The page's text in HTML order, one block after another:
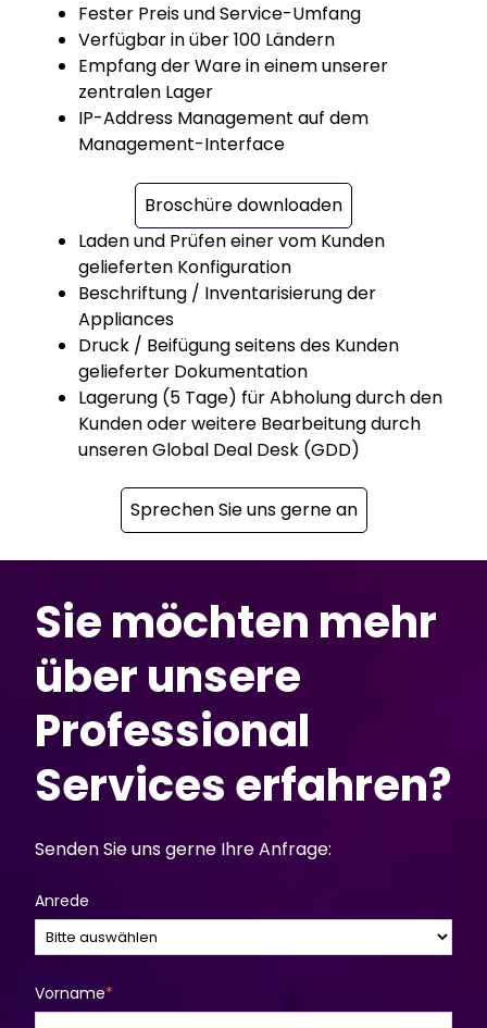
Fester Preis und Service-Umfang
Verfügbar in über 100 Ländern
Empfang der Ware in einem unserer
zentralen Lager
IP-Address Management auf dem
Management-Interface
Broschüre downloaden
Laden und Prüfen einer vom Kunden
gelieferten Konfiguration
Beschriftung / Inventarisierung der
Appliances
Druck / Beifügung seitens des Kunden
gelieferter Dokumentation
Lagerung (5 Tage) für Abholung durch den
Kunden oder weitere Bearbeitung durch
unseren Global Deal Desk (GDD)
Sprechen Sie uns gerne an
Sie möchten mehr
über unsere
Professional
Services erfahren?
Senden Sie uns gerne Ihre Anfrage:
Anrede
Vorname*